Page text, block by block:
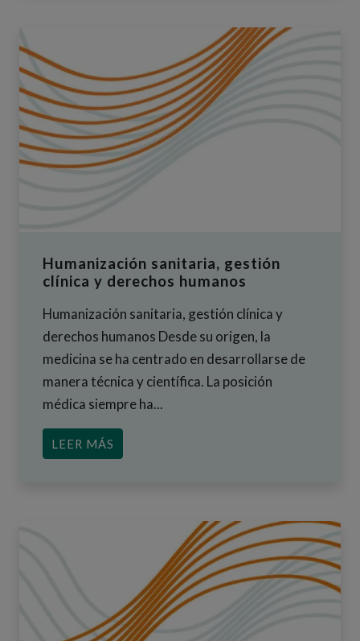
Humanización sanitaria, gestión
clínica y derechos humanos
Humanización sanitaria, gestión clínica y
derechos humanos Desde su origen, la
medicina se ha centrado en desarrollarse de
manera técnica y científica. La posición
médica siempre ha...
LEER MÁS